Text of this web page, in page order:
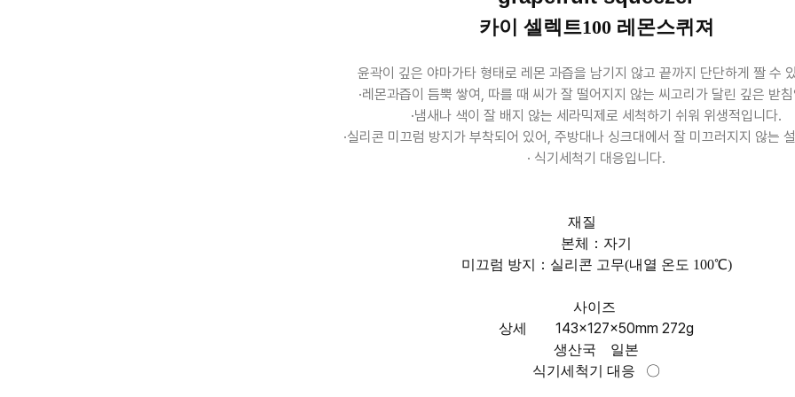
카이 셀렉트100 레몬스퀴져
윤곽이 깊은 야마가타 형태로 레몬 과즙을 남기지 않고 끝까지 단단하게 짤 수
·레몬과즙이 듬뿍 쌓여, 따를 때 씨가 잘 떨어지지 않는 씨고리가 달린 깊은 받
·냄새나 색이 잘 배지 않는 세라믹제로 세척하기 쉬워 위생적입니다.
·실리콘 미끄럼 방지가 부착되어 있어, 주방대나 싱크대에서 잘 미끄러지지 않는
· 식기세척기 대응입니다.
재질
본체：자기
미끄럼 방지：실리콘 고무(내열 온도 100℃)
사이즈
상세
143×127×50mm 272g
생산국
일본
식기세척기 대응
〇